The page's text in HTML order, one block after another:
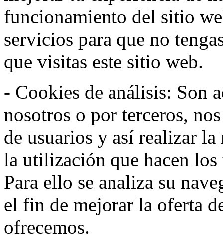
funcionamiento del sitio
servicios para que no
que visitas este sitio web.
- Cookies de análisis: Son
nosotros o por terceros,
de usuarios y así realizar
la utilización que hacen
Para ello se analiza su
el fin de mejorar la oferta
ofrecemos.